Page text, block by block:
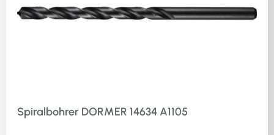
Spiralbohrer DORMER 14634 A1105